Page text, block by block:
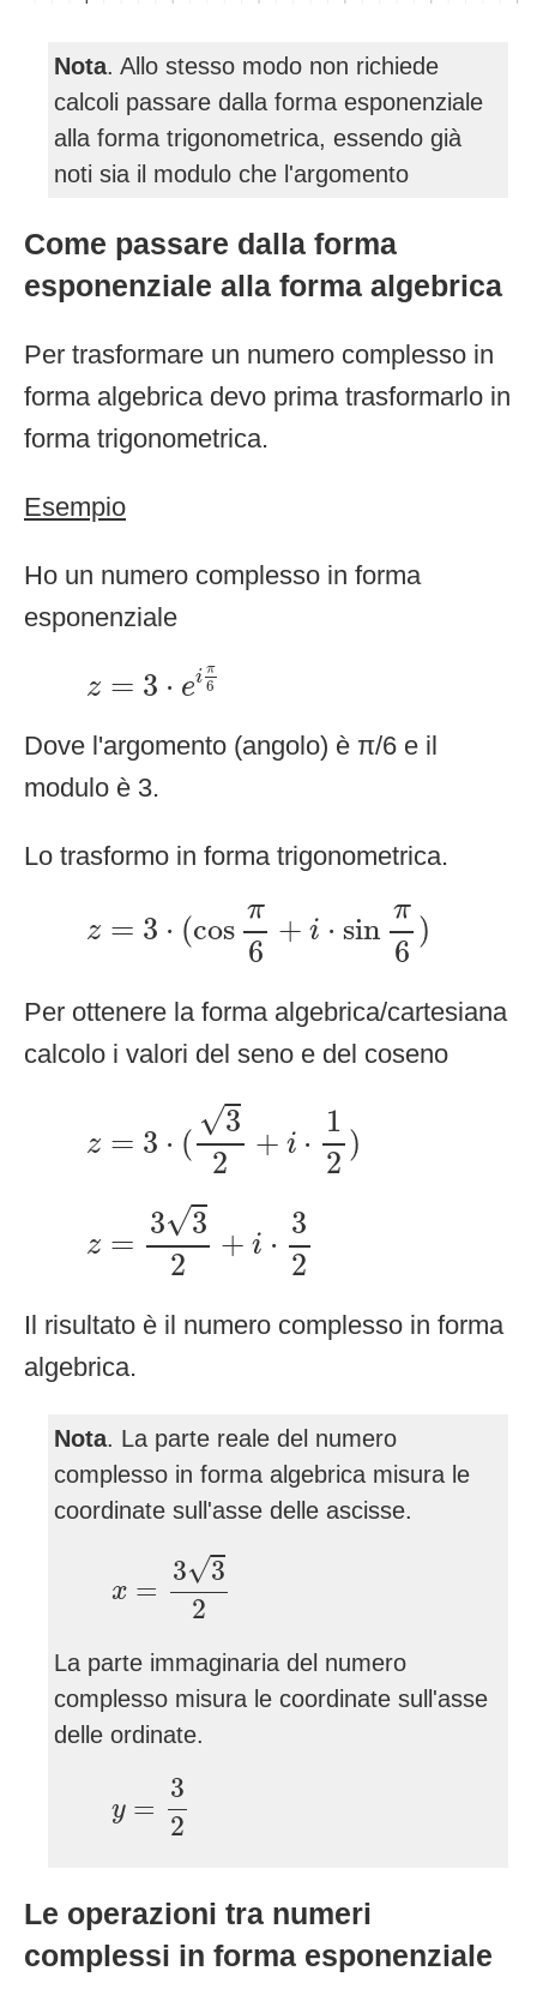
Nota. Allo stesso modo non richiede
calcoli passare dalla forma esponenziale
alla forma trigonometrica, essendo già
noti sia il modulo che l'argomento
Come passare dalla forma
esponenziale alla forma algebrica
Per trasformare un numero complesso in
forma algebrica devo prima trasformarlo in
forma trigonometrica.
Esempio
Ho un numero complesso in forma
esponenziale
z = 3 ⋅ ei π
6
⋅e π6
Dove l'argomento (angolo) è π/6 e il
modulo è 3.
Lo trasformo in forma trigonometrica.
z = 3 ⋅ (cos
π
6
+ i ⋅ sin
π
6
)
π6 )
Per ottenere la forma algebrica/cartesiana
calcolo i valori del seno e del coseno
z = 3 ⋅ (
√3
2
+ i ⋅
1
2
)
2+
z =
3√3
2
+ i ⋅
3
2
=3 32
Il risultato è il numero complesso in forma
algebrica.
Nota. La parte reale del numero
complesso in forma algebrica misura le
coordinate sull'asse delle ascisse.
x =
3√3
2
33 2
La parte immaginaria del numero
complesso misura le coordinate sull'asse
delle ordinate.
y =
3
2
2
Le operazioni tra numeri
complessi in forma esponenziale